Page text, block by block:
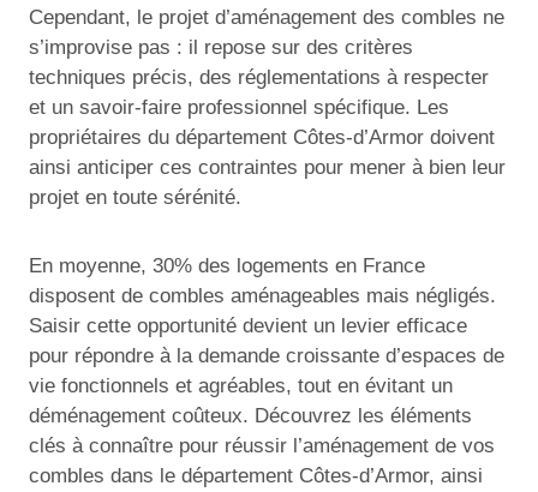
Cependant, le projet d’aménagement des combles ne
s’improvise pas : il repose sur des critères
techniques précis, des réglementations à respecter
et un savoir-faire professionnel spécifique. Les
propriétaires du département Côtes-d’Armor doivent
ainsi anticiper ces contraintes pour mener à bien leur
projet en toute sérénité.
En moyenne, 30% des logements en France
disposent de combles aménageables mais négligés.
Saisir cette opportunité devient un levier efficace
pour répondre à la demande croissante d’espaces de
vie fonctionnels et agréables, tout en évitant un
déménagement coûteux. Découvrez les éléments
clés à connaître pour réussir l’aménagement de vos
combles dans le département Côtes-d’Armor, ainsi